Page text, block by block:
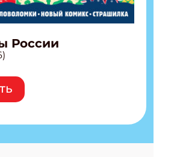
России